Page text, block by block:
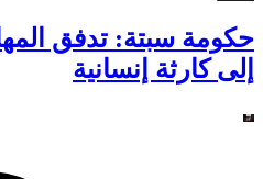
أخبار
إلى كارثة إنسانية